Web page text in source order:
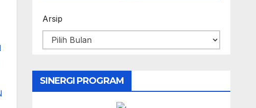
Arsip
SINERGI PROGRAM